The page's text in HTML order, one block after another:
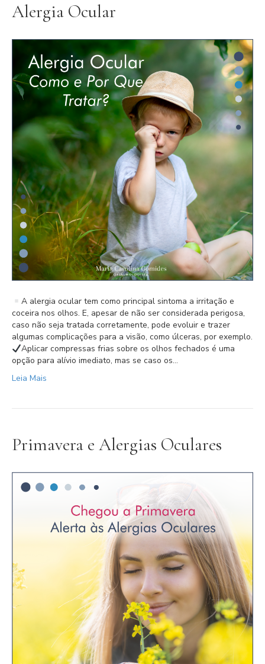
Alergia Ocular
A alergia ocular tem como principal sintoma a irritação e
coceira nos olhos. E, apesar de não ser considerada perigosa,
caso não seja tratada corretamente, pode evoluir e trazer
algumas complicações para a visão, como úlceras, por exemplo.
Aplicar compressas frias sobre os olhos fechados é uma
opção para alívio imediato, mas se caso os…
Leia Mais
Primavera e Alergias Oculares